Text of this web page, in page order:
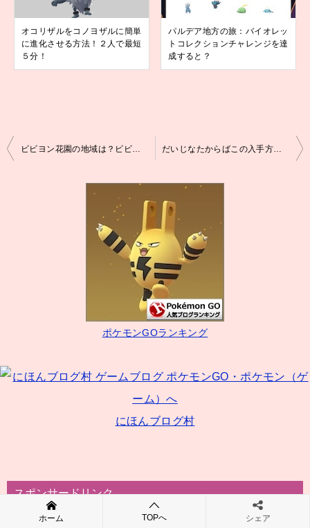
オコリザルをコノヨザルに簡単
に進化させる方法！２人で最短
５分！
パルデア地方の旅：バイオレッ
トコレクションチャレンジを達
成すると？
投
ビビヨン花園の地域は？ビビヨンはなぞのをゲット！ だいじなたからばこの入手方法は？使い方は？効果は？歩くと？
ポケモンGOランキング
にほんブログ村
スポンサードリンク
ホーム TOPへ シェア